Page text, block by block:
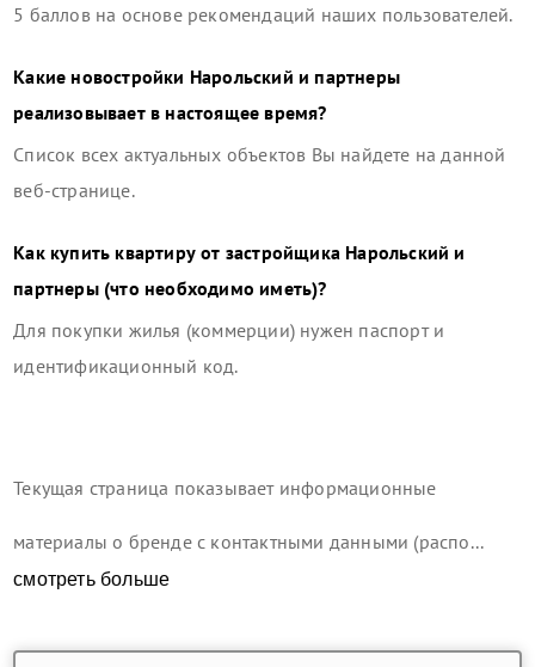
5 баллов на основе рекомендаций наших пользователей.
Какие новостройки Нарольский и партнеры
реализовывает в настоящее время?
Список всех актуальных объектов Вы найдете на данной
веб-странице.
Как купить квартиру от застройщика Нарольский и
партнеры(что необходимо иметь)?
Для покупки жилья (коммерции) нужен паспорт и
идентификационный код.
Текущая страница показывает информационные
материалы о бренде с контактными данными (распо...
смотреть больше